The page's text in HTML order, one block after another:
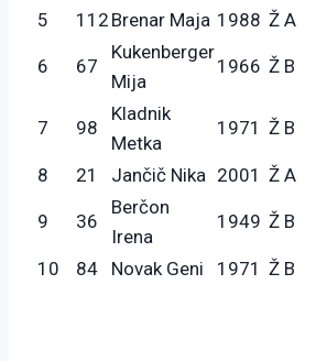
5 112 Brenar Maja 1988 Ž A
6 67
Kukenberger
Mija
1966 Ž B
7 98
Kladnik
Metka
1971 Ž B
8 21 Jančič Nika 2001 Ž A
9 36
Berčon
Irena
1949 Ž B
10 84 Novak Geni 1971 Ž B